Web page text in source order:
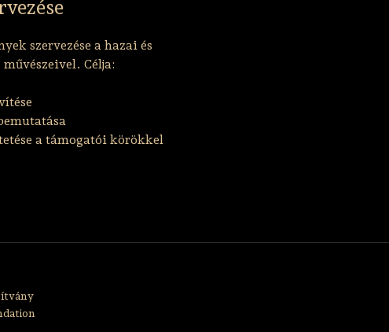
szervezése a hazai és
Célja:
a támogatói körökkel